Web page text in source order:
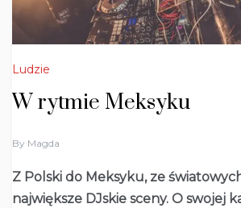
Ludzie
W rytmie Meksyku
1
/
0
5
By Magda
Z Polski do Meksyku, ze
największe DJskie sceny. O swojej